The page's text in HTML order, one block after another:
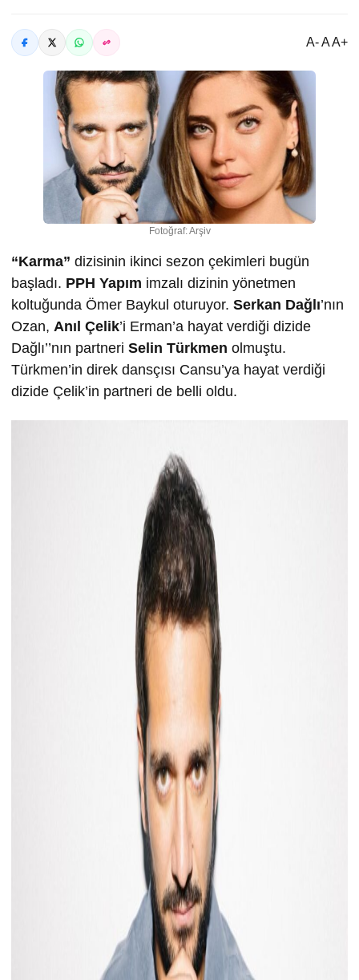
A- A A+
Fotoğraf: Arşiv
“Karma” dizisinin ikinci sezon çekimleri bugün
başladı. PPH Yapım imzalı dizinin yönetmen
koltuğunda Ömer Baykul oturuyor. Serkan Dağlı’nın
Ozan, Anıl Çelik’i Erman’a hayat verdiği dizide
Dağlı’’nın partneri Selin Türkmen olmuştu.
Türkmen’in direk dansçısı Cansu’ya hayat verdiği
dizide Çelik’in partneri de belli oldu.